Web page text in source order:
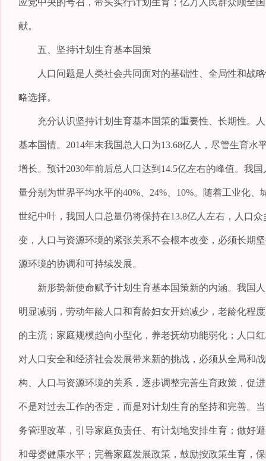
应党中央的号召，带头实行计划生育；亿万人民群众顾全
献。
五、坚持计划生育基本国策
人口问题是人类社会共同面对的基础性、全局性和战略
略选择。
充分认识坚持计划生育基本国策的重要性、长期性。人
基本国情。2014年末我国总人口为13.68亿人，尽管生育
增长。预计2030年前后总人口达到14.5亿左右的峰值。我
量分别为世界平均水平的40%、24%、10%。随着工业化
世纪中叶，我国人口总量仍将保持在13.8亿人左右，人口
变，人口与资源环境的紧张关系不会根本改变，必须长期
源环境的协调和可持续发展。
新形势新使命赋予计划生育基本国策新的内涵。我国人
明显减弱，劳动年龄人口和育龄妇女开始减少，老龄化程
的主流；家庭规模趋向小型化，养老抚幼功能弱化；人口
对人口安全和经济社会发展带来新的挑战，必须从全局和
构、人口与资源环境的关系，逐步调整完善生育政策，促
不是对过去工作的否定，而是对计划生育的坚持和完善。
务管理改革，引导家庭负责任、有计划地安排生育；做好
和母婴健康水平；完善家庭发展政策，鼓励按政策生育，